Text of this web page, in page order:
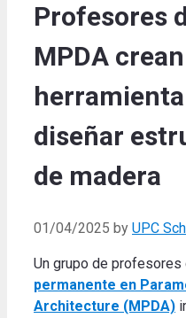
Profesores
MPDA
diseñar
de madera
01/04/2025 by UPC
Un grupo de profesores
permanente en
Architecture (MPDA)